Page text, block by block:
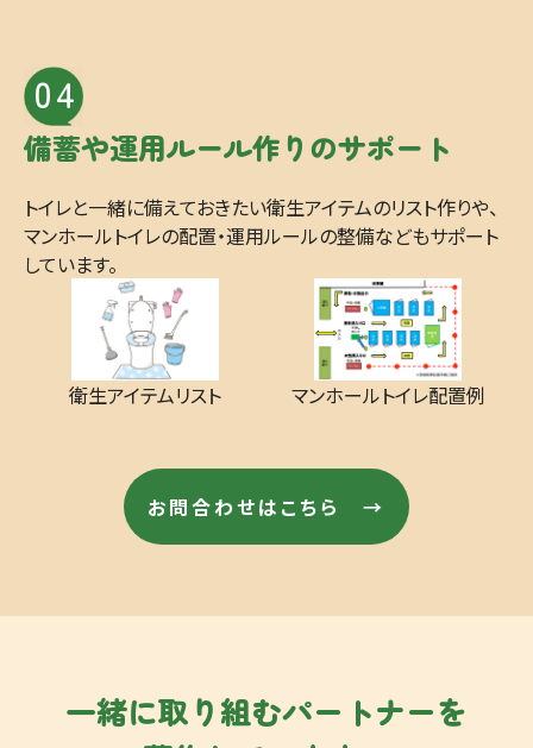
04
備蓄や運用ルール作りのサポート
トイレと一緒に備えておきたい衛生アイテムのリスト作りや、
マンホールトイレの配置・運用ルールの整備などもサポート
しています。
衛生アイテムリスト マンホールトイレ配置例
お問合わせはこちら →
一緒に取り組むパートナーを